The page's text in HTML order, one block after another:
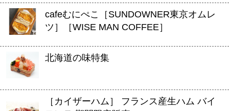
cafeむにぺこ［SUNDOWNER東京オムレ
ツ］［WISE MAN COFFEE］
北海道の味特集
［カイザーハム］ フランス産生ハム バイ